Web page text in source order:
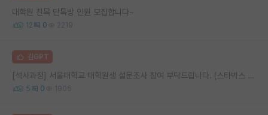
대학원 친목 단톡방 인원 모집합니다~
12 0 2219
김GPT
[석사과정] 서울대학교 대학원생 설문조사 참여 부탁드립니다. (스타벅스 기프티콘 추첨)
5 0 1905